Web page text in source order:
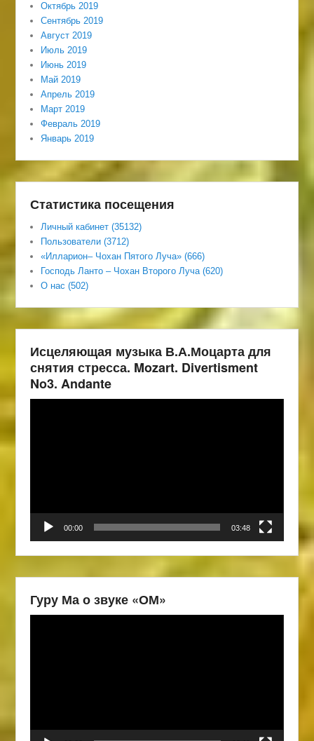
Октябрь 2019
Сентябрь 2019
Август 2019
Июль 2019
Июнь 2019
Май 2019
Апрель 2019
Март 2019
Февраль 2019
Январь 2019
Статистика посещения
Личный кабинет (35132)
Пользователи (3712)
«Илларион– Чохан Пятого Луча» (666)
Господь Ланто – Чохан Второго Луча (620)
О нас (502)
Исцеляющая музыка В.А.Моцарта для
снятия стресса. Mozart. Divertisment
No3. Andante
00:00 03:48
Гуру Ма о звуке «ОМ»